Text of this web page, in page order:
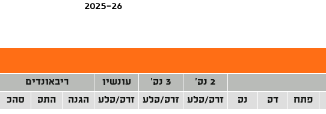
2025-26
2 נק' 3 נק' עונשין ריבאונדים
פתח דק נק זרק/קלע זרק/קלע זרק/קלע הגנה התק סהכ